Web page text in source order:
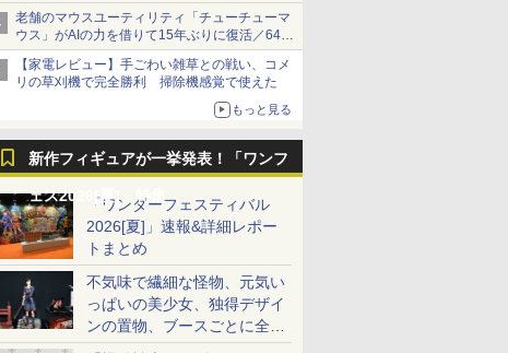
老舗のマウスユーティリティ「チューチューマ
ウス」がAIの力を借りて15年ぶりに復活／64bit
化、Windows 10/11、「Chrome」も走り回
る。復活記念で2026年末まで500円
【家電レビュー】手ごわい雑草との戦い、コメ
リの草刈機で完全勝利 掃除機感覚で使えた
もっと見る
新作フィギュアが一挙発表！「ワンフ
ェス2026[夏]」特集「ワンダーフェスティバル
2026[夏]」速報&詳細レポー
トまとめ
不気味で繊細な怪物、元気い
っぱいの美少女、独得デザイ
ンの置物、ブースごとに全く
異なる世界が広がる一般ディ